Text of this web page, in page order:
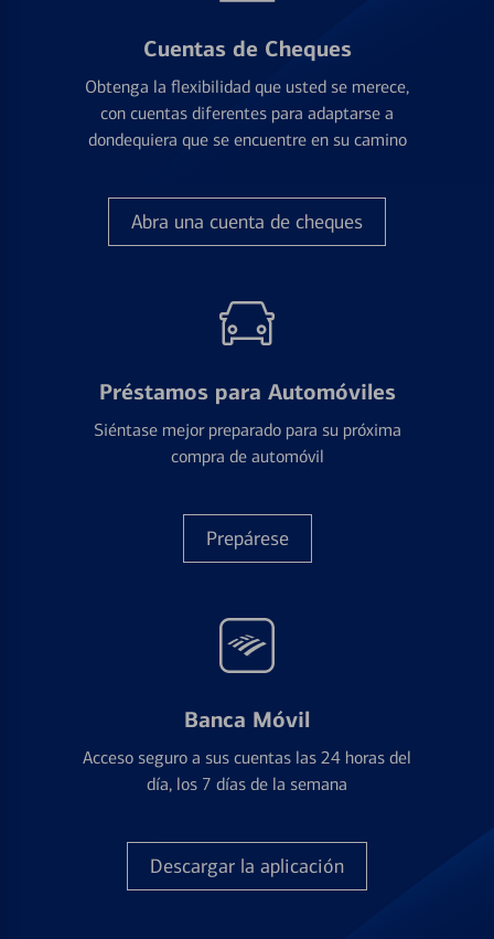
Cuentas de Cheques
Obtenga la flexibilidad que usted se merece,
con cuentas diferentes para adaptarse a
dondequiera que se encuentre en su camino
Abra una cuenta de cheques
Préstamos para Automóviles
Siéntase mejor preparado para su próxima
compra de automóvil
Prepárese
Banca Móvil
Acceso seguro a sus cuentas las 24 horas del
día, los 7 días de la semana
Descargar la aplicación